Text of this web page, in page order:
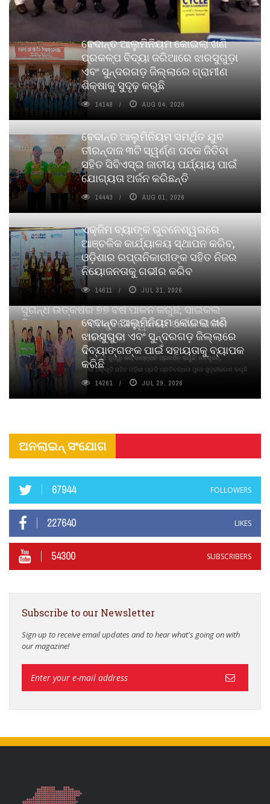
ସୁଗନ୍ଧ ଉତ୍କର୍ଷର ୭୭ ବର୍ଷ ପାଳନ କରୁଛି, ସାଇକଲ
ପିୟୋର୍‌ ଅଗରବତୀ ଭୁବନେଶ୍ୱରରେ ପାର୍ବଣ କାଳୀନ
ନବସୃଜନ ଉନ୍ମୋଚନ କଲା
ବାଉଁଶ ବିହୀନ କଠିନ ଧୂପ ଏବଂ ମେଦିନୀ ଜୁଡୱା କପ୍‌ ସାମ୍ବ୍ରାନି ପ୍ରଦର୍ଶିତ କରୁଛି; ନବସୃଜନ,
ଦୀର୍ଘସ୍ଥାୟିତା ଏବଂ ଆଧ୍ୟାତ୍ମିକ ଅନୁଭୂତି ସହିତ ଓଡ଼ିଶା ପ୍ରତି ପ୍ରତିବଦ୍ଧତା ପୁନଃ ସୁଦୃଢୀକରଣ କରୁଛି
ବେଦାନ୍ତ ଆଲୁମିନିୟମ କୋଇଲା ଖଣି
ପ୍ରକଳ୍ପ ବିଦ୍ୟା ଜରିଆରେ ଝାରସୁଗୁଡ଼ା
ଏବଂ ସୁନ୍ଦରଗଡ଼ ଜିଲ୍ଲାରେ ଗ୍ରାମୀଣ
ଶିକ୍ଷାକୁ ସୁଦୃଢ଼ କରୁଛି
14148 AUG 04, 2026
ବେଦାନ୍ତ ଆଲୁମିନିୟମ ସମର୍ଥିତ ଯୁବ
ତୀରନ୍ଦାଜ ୩ଟି ସ୍ୱର୍ଣ୍ଣ ପଦକ ଜିତିବା
ସହିତ ସିବିଏସ୍ଇ ଜାତୀୟ ପର୍ଯ୍ୟାୟ ପାଇଁ
ଯୋଗ୍ୟତା ଅର୍ଜନ କରିଛନ୍ତି
14443 AUG 01, 2026
ଏକ୍ଜିମ ବ୍ୟାଙ୍କ ଭୁବନେଶ୍ୱରରେ
ଆଞ୍ଚଳିକ କାର୍ଯ୍ୟାଳୟ ସ୍ଥାପନ କରିବ,
ଓଡ଼ିଶାର ରପ୍ତାନିକାରୀଙ୍କ ସହିତ ନିଜର
ନିୟୋଜନତାକୁ ଗଭୀର କରିବ
14611 JUL 31, 2026
ବେଦାନ୍ତ ଆଲୁମିନିୟମ କୋଇଲା ଖଣି
ଝାରସୁଗୁଡା ଏବଂ ସୁନ୍ଦରଗଡ଼ ଜିଲ୍ଲାରେ
ଦିବ୍ୟାଙ୍ଗଙ୍କ ପାଇଁ ସହାୟତାକୁ ବ୍ୟାପକ
କରିଛି
14261 JUL 29, 2026
ଅନଲାଇନ୍ ସଂଯୋଗ
67944 FOLLOWERS
227640 LIKES
54300 SUBSCRIBERS
Subscribe to our Newsletter
Sign up to receive email updates and to hear what's going on with
our magazine!